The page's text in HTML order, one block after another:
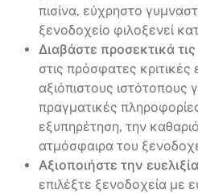
πισίνα, εύχρηστο
ξενοδοχείο φιλοξενεί
Διαβάστε προσεκτικά τις
στις πρόσφατες
αξιόπιστους ιστότοπους
πραγματικές
εξυπηρέτηση, την
ατμόσφαιρα του
Αξιοποιήστε την
επιλέξτε ξενοδοχεία με